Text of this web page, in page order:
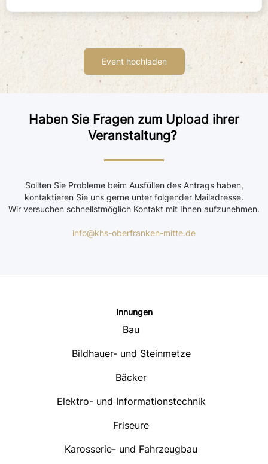
Haben Sie Fragen zum Upload ihrer
Veranstaltung?
Sollten Sie Probleme beim Ausfüllen des Antrags haben,
kontaktieren Sie uns gerne unter folgender Mailadresse.
Wir versuchen schnellstmöglich Kontakt mit Ihnen aufzunehmen.
info@khs-oberfranken-mitte.de
Innungen
Bau
Bildhauer- und Steinmetze
Bäcker
Elektro- und Informationstechnik
Friseure
Karosserie- und Fahrzeugbau